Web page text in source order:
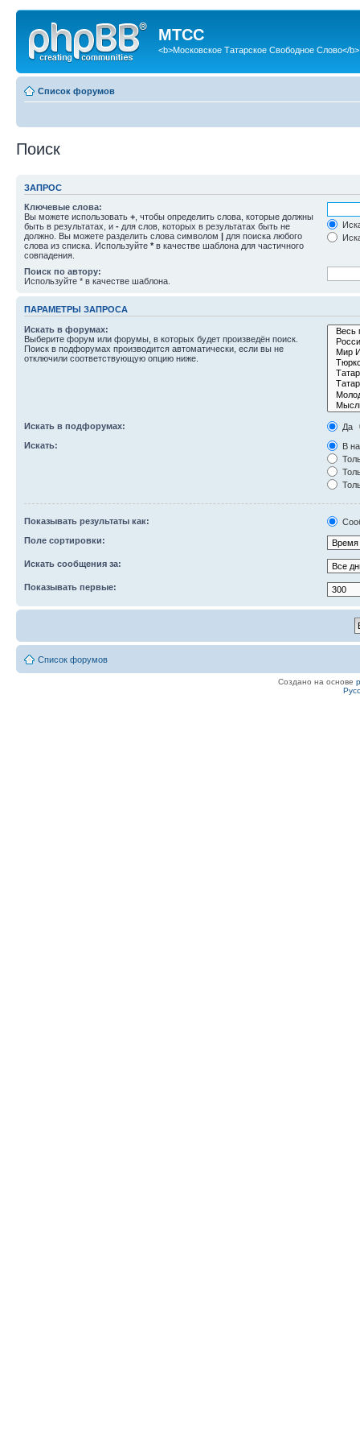
МТСС
<b>Московское Татарское Свободное Слово</b>
Список форумов
Поиск
ЗАПРОС
Ключевые слова:
Вы можете использовать + , чтобы определить слова, которые должны
быть в результатах, и - для слов, которых в результатах быть не
должно. Вы можете разделить слова символом | для поиска любого
слова из списка. Используйте * в качестве шаблона для частичного
совпадения.
Поиск по автору:
Используйте * в качестве шаблона.
ПАРАМЕТРЫ ЗАПРОСА
Искать в форумах:
Выберите форум или форумы, в которых будет произведён поиск.
Поиск в подфорумах производится автоматически, если вы не
отключили соответствующую опцию ниже.
Искать в подфорумах:
Да
Искать:
В
Показывать результаты как:
Поле сортировки:
Искать сообщения за:
Показывать первые:
Список форумов
Создано на основе